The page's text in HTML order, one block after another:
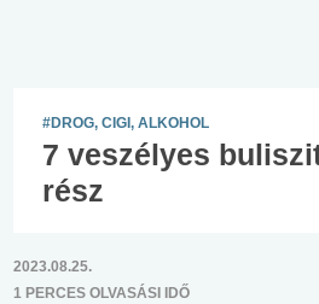
#DROG, CIGI, ALKOHOL
7 veszélyes
rész
2023.08.25.
1 PERCES OLVASÁSI IDŐ